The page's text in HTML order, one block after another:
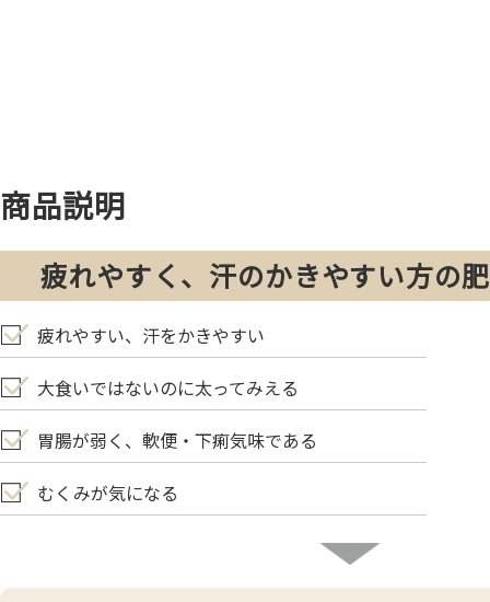
商品説明
疲れやすく、汗のかきやすい方の
疲れやすい、汗をかきやすい
大食いではないのに太ってみえる
胃腸が弱く、軟便・下痢気味である
むくみが気になる